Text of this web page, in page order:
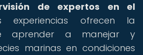
de expertos en el
experiencias ofrecen la
aprender a manejar y
marinas en condiciones